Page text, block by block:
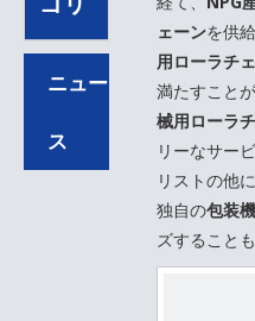
ニュー
ス
ェーンを供
用ローラチ
満たすこと
械用ローラ
リーなサー
リストの他
独自の包装
ズすること